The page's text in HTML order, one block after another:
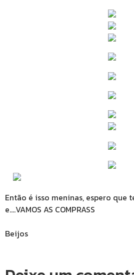
Então é isso meninas, espero que
e….VAMOS AS COMPRASS
Beijos